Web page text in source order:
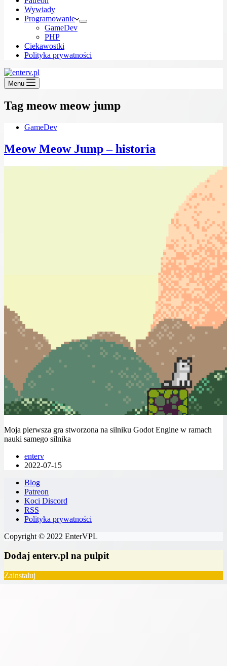
Wywiady
Programowanie
GameDev
PHP
Ciekawostki
Polityka prywatności
Menu
Tag meow meow jump
GameDev
Meow Meow Jump – historia
Moja pierwsza gra stworzona na silniku Godot Engine w ramach
nauki samego silnika
enterv
2022-07-15
Blog
Patreon
Koci Discord
RSS
Polityka prywatności
Copyright © 2022 EnterVPL
Dodaj enterv.pl na pulpit
Zainstaluj